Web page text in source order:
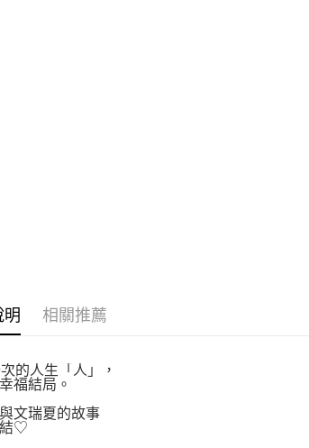
明 相關推薦
的人生「人」，
福結局。
文瑞夏的故事
♡